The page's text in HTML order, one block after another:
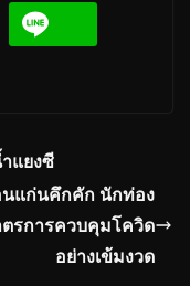
แยงซี
แก่นคึกคัก นักท่อง
ตรการควบคุมโควิด
อย่างเข้มงวด